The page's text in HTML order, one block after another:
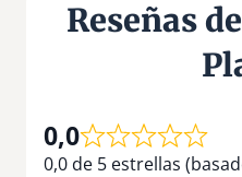
Reseñas
0,0
0,0 de 5 estrellas